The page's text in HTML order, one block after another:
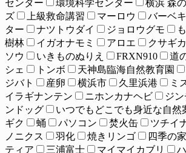
センター
環境科学センター
横浜 森
ズ
上級救命講習 マーロウ
バーベ
ター
ナツトウダイ ジョロウグモ
樹林
イガオナモミ アロエ クサギ
ソウ
いきものぬりえ FRXN910 道
シェ
トンボ 天神島臨海自然教育園
ジバト
産卵 横浜市 久里浜港 ミ
イラギナンテン
ニホンカナヘビ ジ
ンドッグ
いつでもどこでも身近な自然
ギク
蛹 パソコン 焚火缶 ツチイ
ノニクス
羽化 焼きリンゴ 四季の家
ティア
三浦富士 マイマイカブリ